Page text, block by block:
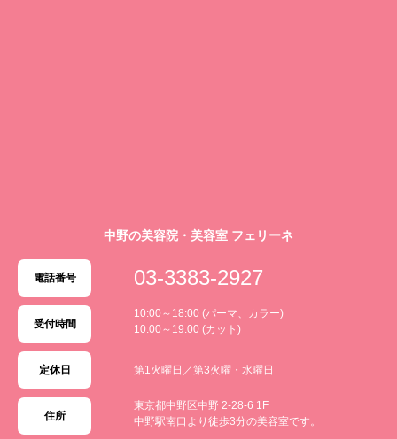
中野の美容院・美容室 フェリーネ
電話番号 03-3383-2927
受付時間
10:00～18:00 (パーマ、カラー)
10:00～19:00 (カット)
定休日 第1火曜日／第3火曜・水曜日
住所
東京都中野区中野 2-28-6 1F
中野駅南口より徒歩3分の美容室です。